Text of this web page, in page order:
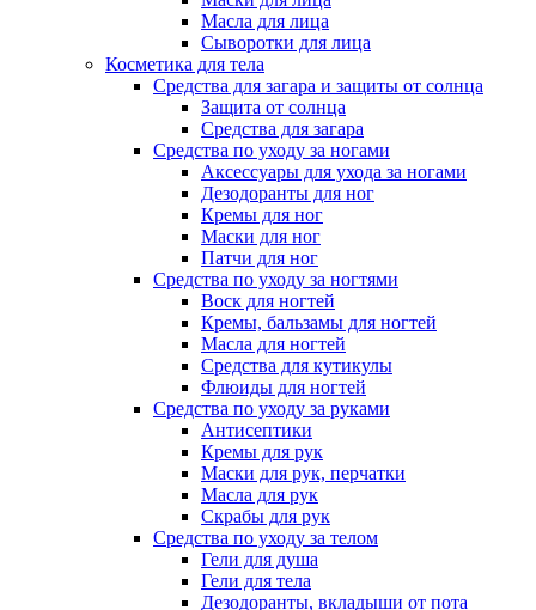
Масла для лица
Сыворотки для лица
Косметика для тела
Средства для загара и защиты от солнца
Защита от солнца
Средства для загара
Средства по уходу за ногами
Аксессуары для ухода за ногами
Дезодоранты для ног
Кремы для ног
Маски для ног
Патчи для ног
Средства по уходу за ногтями
Воск для ногтей
Кремы, бальзамы для ногтей
Масла для ногтей
Средства для кутикулы
Флюиды для ногтей
Средства по уходу за руками
Антисептики
Кремы для рук
Маски для рук, перчатки
Масла для рук
Скрабы для рук
Средства по уходу за телом
Гели для душа
Гели для тела
Дезодоранты, вкладыши от пота